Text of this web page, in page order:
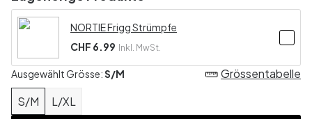
NORTIE Frigg Strümpfe
CHF 6.99 Inkl. MwSt.
Ausgewählt Grösse:S/M
S/M L/XL
Grössentabelle